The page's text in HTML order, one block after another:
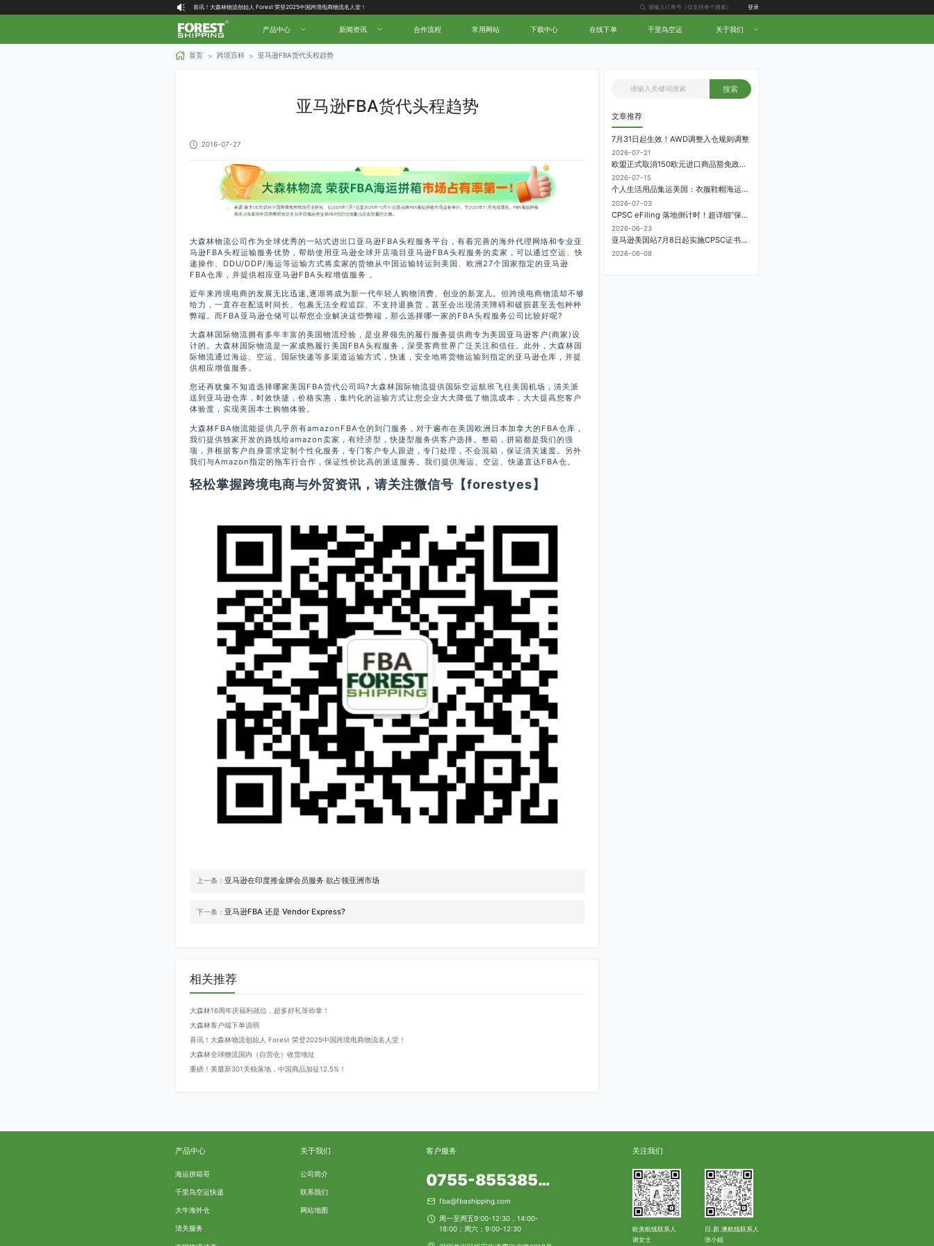
大森林16周年庆福利就位，超多好礼等你拿！
登录
产品中心 新闻资讯 合作流程 常用网站 下载中心 在线下单 千里鸟空运 关于我们
首页 > 跨境百科 > 亚马逊FBA货代头程趋势
亚马逊FBA货代头程趋势
2016-07-27
大森林物流公司作为全球优秀的一站式进出口亚马逊FBA头程服务平台，有着完善的海外代理网络和专业亚
马逊FBA头程运输服务优势，帮助使用亚马逊全球开店项目亚马逊FBA头程服务的卖家，可以通过空运、快
递操作、DDU/DDP/海运等运输方式将卖家的货物从中国运输转运到美国、欧洲27个国家指定的亚马逊
FBA仓库，并提供相应亚马逊FBA头程增值服务 。
近年来跨境电商的发展无比迅速,逐渐将成为新一代年轻人购物消费、创业的新宠儿。但跨境电商物流却不够
给力，一直存在配送时间长、包裹无法全程追踪、不支持退换货，甚至会出现清关障碍和破损甚至丢包种种
弊端。而FBA亚马逊仓储可以帮您企业解决这些弊端，那么选择哪一家的FBA头程服务公司比较好呢?
大森林国际物流拥有多年丰富的美国物流经验，是业界领先的履行服务提供商专为美国亚马逊客户(商家)设
计的。大森林国际物流是一家成熟履行美国FBA头程服务，深受客商世界广泛关注和信任。此外，大森林国
际物流通过海运、空运、国际快递等多渠道运输方式，快速，安全地将货物运输到指定的亚马逊仓库，并提
供相应增值服务。
您还再犹豫不知道选择哪家美国FBA货代公司吗?大森林国际物流提供国际空运航班飞往美国机场，清关派
送到亚马逊仓库，时效快捷，价格实惠，集约化的运输方式让您企业大大降低了物流成本，大大提高您客户
体验度，实现美国本土购物体验。
大森林FBA物流能提供几乎所有amazonFBA仓的到门服务，对于遍布在美国欧洲日本加拿大的FBA仓库，
我们提供独家开发的路线给amazon卖家，有经济型，快捷型服务供客户选择。整箱，拼箱都是我们的强
项，并根据客户自身需求定制个性化服务，专门客户专人跟进，专门处理，不会混箱，保证清关速度。另外
我们与Amazon指定的拖车行合作，保证性价比高的派送服务。我们提供海运、空运、快递直达FBA仓。
轻松掌握跨境电商与外贸资讯，请关注微信号【forestyes】
上一条： 亚马逊在印度推金牌会员服务 欲占领亚洲市场
下一条： 亚马逊FBA 还是 Vendor Express?
相关推荐
大森林16周年庆福利就位，超多好礼等你拿！
大森林客户端下单说明
喜讯！大森林物流创始人 Forest 荣登2025中国跨境电商物流名人堂！
大森林全球物流国内（自营仓）收货地址
重磅！美最新301关税落地，中国商品加征12.5%！
搜索
文章推荐
7月31日起生效！AWD调整入仓规则调整
2026-07-21
欧盟正式取消150欧元进口商品豁免政策，每件加征3欧元进口关税
2026-07-15
个人生活用品集运美国：衣服鞋帽海运计费方式
2026-07-03
CPSC eFiling 落地倒计时！超详细“保姆级”实操指南来了！
2026-06-23
亚马逊美国站7月8日起实施CPSC证书电子申报要求，FBA受管制商品需提前申报
2026-06-08
产品中心
海运拼箱哥
千里鸟空运快递
大牛海外仓
清关服务
关于我们
公司简介
联系我们
网站地图
客户服务
0755-85538553
fba@fbashipping.com
周一至周五9:00-12:30，14:00-
18:00；周六：9:00-12:30
关注我们
欧美航线联系人
谢女士
日.新.澳航线联系人
张小姐